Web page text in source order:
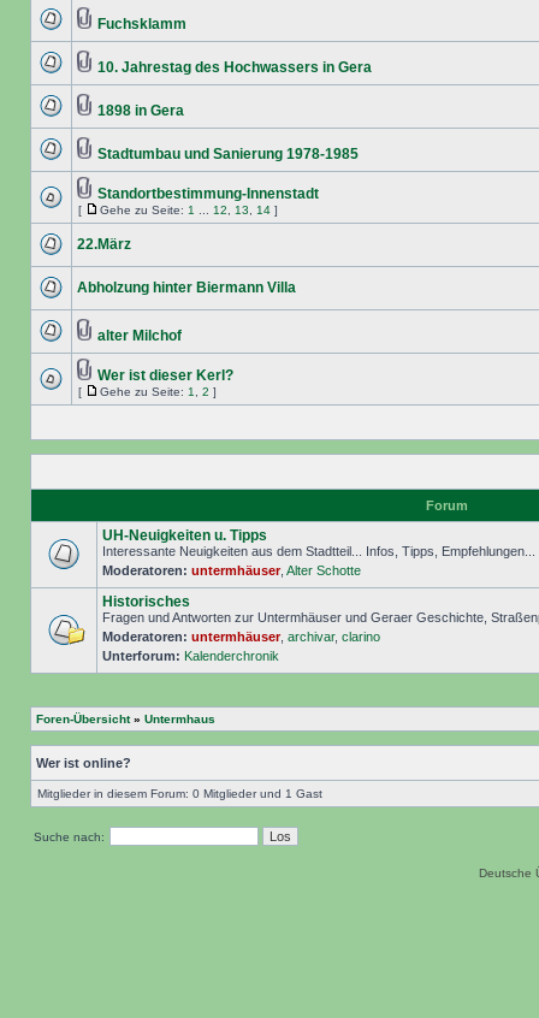
Fuchsklamm
10. Jahrestag des Hochwassers in Gera
1898 in Gera
Stadtumbau und Sanierung 1978-1985
Standortbestimmung-Innenstadt
[ Gehe zu Seite: 1 12 13 14 ]
22.März
Abholzung hinter Biermann Villa
alter Milchof
Wer ist dieser Kerl?
[ Gehe zu Seite: 1 2 ]
Forum
UH-Neuigkeiten u. Tipps
Interessante Neuigkeiten aus dem Stadtteil... Infos, Tipps,
Moderatoren: untermhäuser, Alter Schotte
Historisches
Fragen und Antworten zur Untermhäuser und Geraer Geschichte,
Moderatoren: untermhäuser, archivar, clarino
Unterforum: Kalenderchronik
Foren-Übersicht» Untermhaus
Wer ist online?
Mitglieder in diesem Forum: 0 Mitglieder und 1 Gast
Suche nach:
Deutsche